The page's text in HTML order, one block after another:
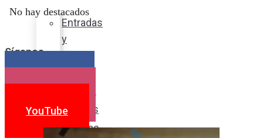
Entradas
y
Postres
Bebidas
No hay destacados
Síganos
YouTube